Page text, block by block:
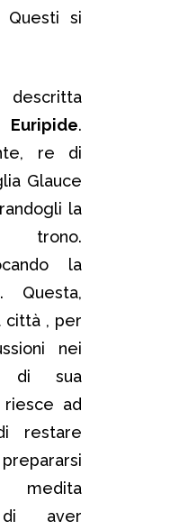
si
descritta
Euripide.
re di
Glauce
la
la
Questa,
città , per
nei
di sua
riesce ad
restare
medita
di aver